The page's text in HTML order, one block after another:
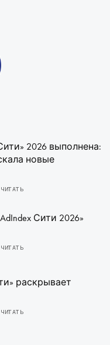
2026 выполнена:
новые
Сити 2026»
раскрывает